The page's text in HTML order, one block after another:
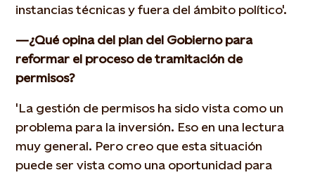
instancias técnicas y fuera del ámbito político'.
—¿Qué opina del plan del Gobierno para
reformar el proceso de tramitación de
permisos?
'La gestión de permisos ha sido vista como un
problema para la inversión. Eso en una lectura
muy general. Pero creo que esta situación
puede ser vista como una oportunidad para